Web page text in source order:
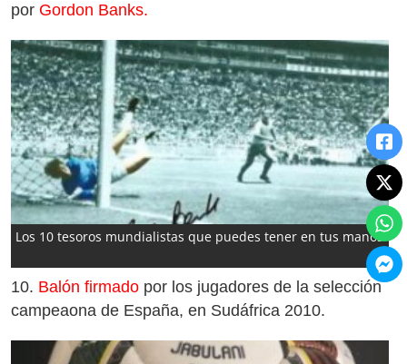
por Gordon Banks.
Los 10 tesoros mundialistas que puedes tener en tus manos
10. Balón firmado por los jugadores de la selección
campeaona de España, en Sudáfrica 2010.